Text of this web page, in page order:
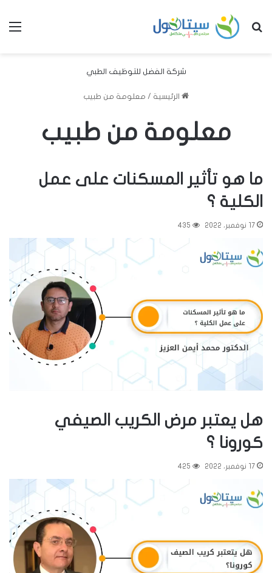
بحث عن
شركة الفضل للتوظيف الطبي
الرئيسية / معلومة من طبيب
معلومة من طبيب
ما هو تأثير المسكنات على عمل
الكلية ؟
17 نوفمبر، 2022 435
هل يعتبر مرض الكريب الصيفي
كورونا ؟
17 نوفمبر، 2022 425